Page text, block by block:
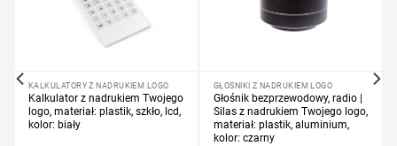
KALKULATORY Z NADRUKIEM LOGO
Kalkulator z nadrukiem Twojego
logo, materiał: plastik, szkło, lcd,
kolor: biały
GŁOŚNIKI Z NADRUKIEM LOGO
Głośnik bezprzewodowy, radio |
Silas z nadrukiem Twojego logo,
materiał: plastik, aluminium,
kolor: czarny